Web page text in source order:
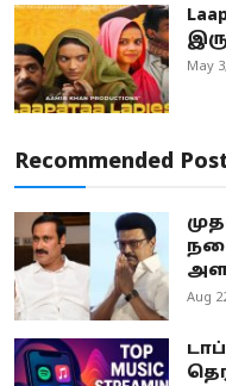
May
Recommended
Aug